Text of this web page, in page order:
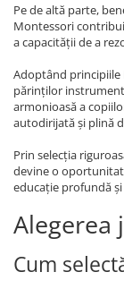
Pe de altă parte,
Montessori
a capacității de a
Adoptând principiile
părinților
armonioasă a
autodirijată și plină
Prin selecția
devine o
educație profundă
Alegerea
Cum